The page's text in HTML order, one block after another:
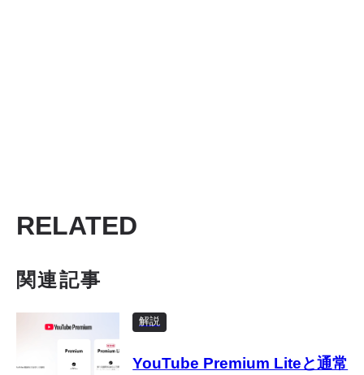
RELATED
関連記事
解説
YouTube Premium Liteと通常